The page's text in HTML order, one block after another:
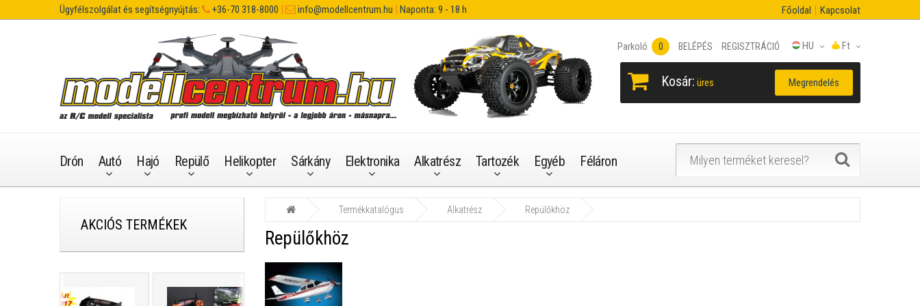
Ügyfélszolgálat és segítségnyújtás: +36-70 318-8000 | info@modellcentrum.hu | Naponta: 9 - 18 h Főoldal Kapcsolat
Ft
HU
Parkoló 0 BELÉPÉS REGISZTRÁCIÓ
Kosár: üres Megrendelés
Drón Autó Hajó Repülő Helikopter Sárkány Elektronika Alkatrész Tartozék Egyéb Féláron
Termékkatalógus Alkatrész Repülőkhöz
Repülőkhöz
AKCIÓS TERMÉKEK